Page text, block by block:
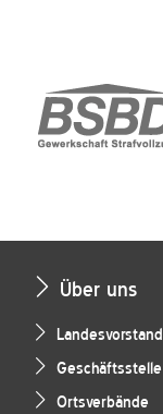
Über uns
Landesvorstand
Geschäftsstelle
Ortsverbände